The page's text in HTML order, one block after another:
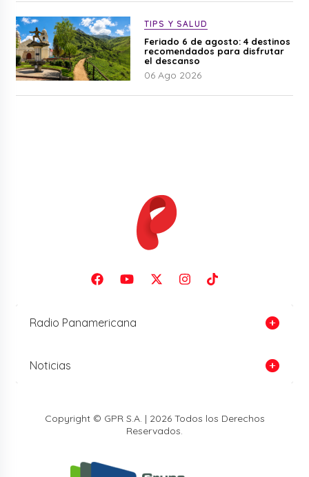
TIPS Y SALUD
Feriado 6 de agosto: 4 destinos
recomendados para disfrutar
el descanso
06 Ago 2026
Radio Panamericana
Noticias
Copyright © GPR S.A. | 2026 Todos los Derechos
Reservados.